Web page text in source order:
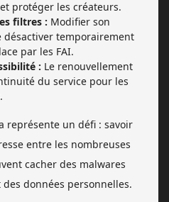
protéger les créateurs.
filtres : Modifier son
désactiver temporairement
par les FAI.
: Le renouvellement
du service pour les
représente un défi : savoir
entre les nombreuses
cacher des malwares
données personnelles.